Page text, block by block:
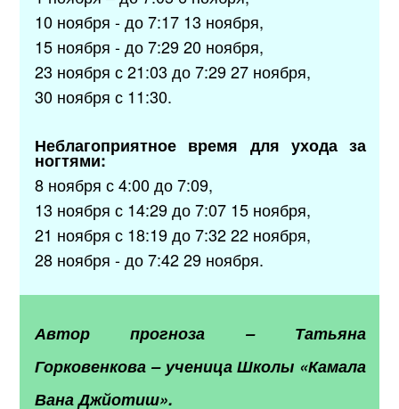
10 ноября - до 7:17 13 ноября,
15 ноября - до 7:29 20 ноября,
23 ноября с 21:03 до 7:29 27 ноября,
30 ноября с 11:30.
Неблагоприятное время для ухода за
ногтями:
8 ноября с 4:00 до 7:09,
13 ноября с 14:29 до 7:07 15 ноября,
21 ноября с 18:19 до 7:32 22 ноября,
28 ноября - до 7:42 29 ноября.
Автор прогноза – Татьяна
Горковенкова – ученица Школы «Камала
Вана Джйотиш».